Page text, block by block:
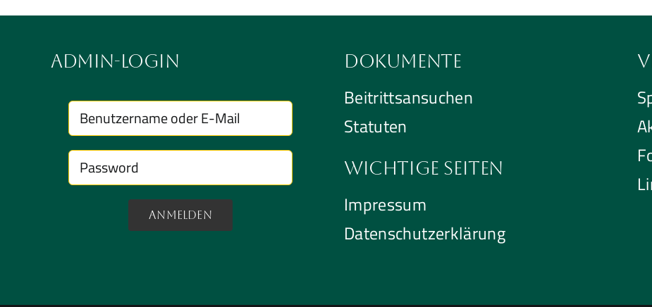
Admin-Login
Anmelden
Dokumente
Beitrittsansuchen
Statuten
Wichtige Seiten
Impressum
Datenschutzerklärung